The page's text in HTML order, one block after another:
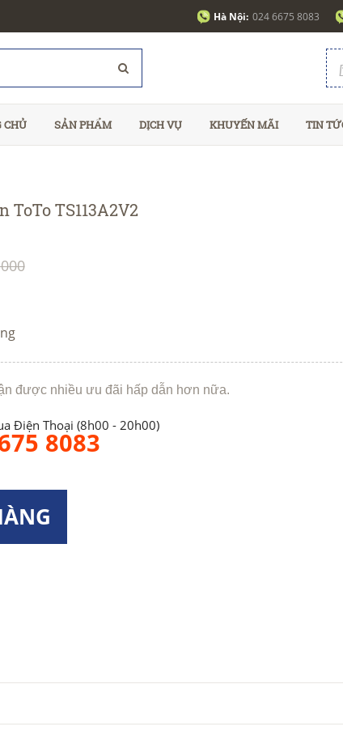
Hà Nội: 024 6675 8083
CHỦ SẢN PHẨM DỊCH VỤ KHUYẾN MÃI TIN
TS113A2V2
được nhiều ưu đãi hấp dẫn hơn nữa.
Điện Thoại (8h00 - 20h00)
8083